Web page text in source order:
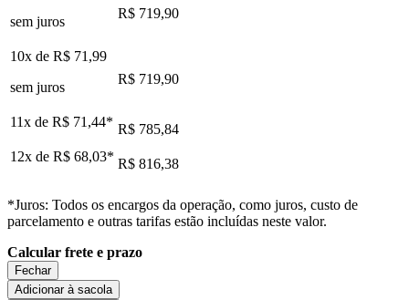
sem juros
R$ 719,90
10x de R$ 71,99
sem juros
R$ 719,90
11x de R$ 71,44* R$ 785,84
12x de R$ 68,03* R$ 816,38
*Juros: Todos os encargos da operação, como juros, custo de
parcelamento e outras tarifas estão incluídas neste valor.
Calcular frete e prazo
Fechar
Adicionar à sacola